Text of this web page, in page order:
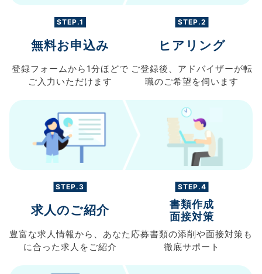
STEP.1
無料お申込み
登録フォームから 1分ほどで
ご入力 いただけます
STEP.2
ヒアリング
ご登録後、 アドバイザーが転
職のご希望を伺います
STEP.3
求人のご紹介
豊富な求人情報から、 あなた
に合った求人を ご紹介
STEP.4
書類作成
面接対策
応募書類の添削や面接対策も
徹底サポート